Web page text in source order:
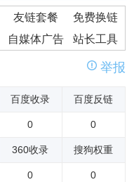
友链套餐
免费换链
自媒体广告 站长工具
举报
百度收录 百度反链
0 0
360收录 搜狗权重
0 0